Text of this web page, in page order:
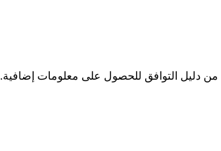
من دليل التوافق للحصول على معلومات إضافية.